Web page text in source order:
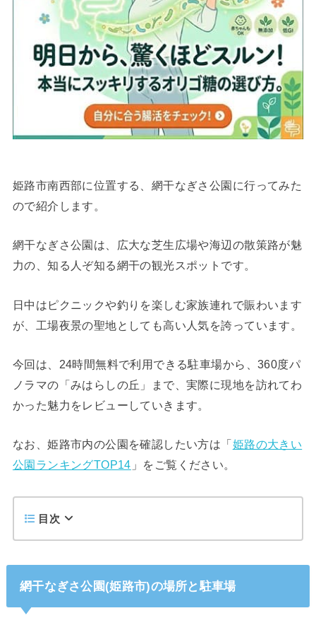
姫路市南西部に位置する、網干なぎさ公園に行ってみた
ので紹介します。
網干なぎさ公園は、広大な芝生広場や海辺の散策路が魅
力の、知る人ぞ知る網干の観光スポットです。
日中はピクニックや釣りを楽しむ家族連れで賑わいます
が、工場夜景の聖地としても高い人気を誇っています。
今回は、24時間無料で利用できる駐車場から、360度パ
ノラマの「みはらしの丘」まで、実際に現地を訪れてわ
かった魅力をレビューしていきます。
なお、姫路市内の公園を確認したい方は「 姫路の大きい
公園ランキングTOP14 」をご覧ください。
目次
網干なぎさ公園(姫路市)の場所と駐車場